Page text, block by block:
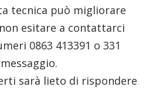
tecnica può migliorare
esitare a contattarci
0863 413391 o 331
sarà lieto di rispondere